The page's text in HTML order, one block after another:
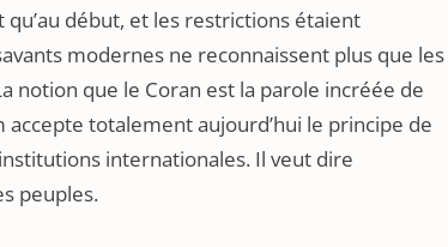
qu’au début, et les restrictions étaient
modernes ne reconnaissent plus que les
notion que le Coran est la parole incréée de
accepte totalement aujourd’hui le principe de
internationales. Il veut dire
peuples.